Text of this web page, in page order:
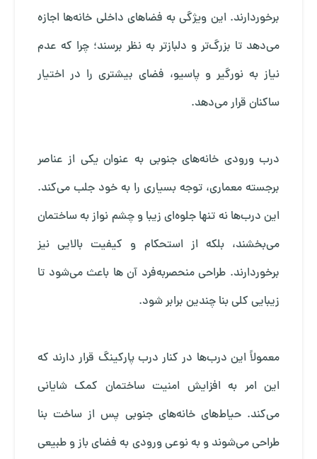
برخوردارند. این ویژگی به فضاهای داخلی خانه‌ها اجازه
می‌دهد تا بزرگ‌تر و دلبازتر به نظر برسند؛ چرا که عدم
نیاز به نورگیر و پاسیو، فضای بیشتری را در اختیار
ساکنان قرار می‌دهد.
درب ورودی خانه‌های جنوبی به عنوان یکی از عناصر
برجسته معماری، توجه بسیاری را به خود جلب می‌کند.
این درب‌ها نه تنها جلوه‌ای زیبا و چشم‌ نواز به ساختمان
می‌بخشند، بلکه از استحکام و کیفیت بالایی نیز
برخوردارند. طراحی منحصربه‌فرد آن ها باعث می‌شود تا
زیبایی کلی بنا چندین برابر شود.
معمولاً این درب‌ها در کنار درب پارکینگ قرار دارند که
این امر به افزایش امنیت ساختمان کمک شایانی
می‌کند. حیاط‌های خانه‌های جنوبی پس از ساخت بنا
طراحی می‌شوند و به‌ نوعی ورودی به فضای باز و طبیعی